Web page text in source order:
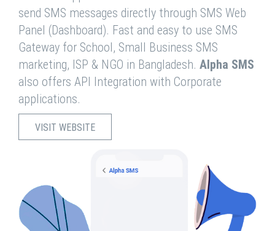
send SMS messages directly through SMS Web
Panel (Dashboard). Fast and easy to use SMS
Gateway for School, Small Business SMS
marketing, ISP & NGO in Bangladesh. Alpha SMS
also offers API Integration with Corporate
applications.
VISIT WEBSITE